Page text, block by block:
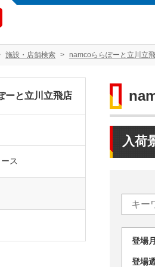
施設・店舗検索 namcoららぽーと立川立
入荷
登
登
ーと立川立飛店
ス